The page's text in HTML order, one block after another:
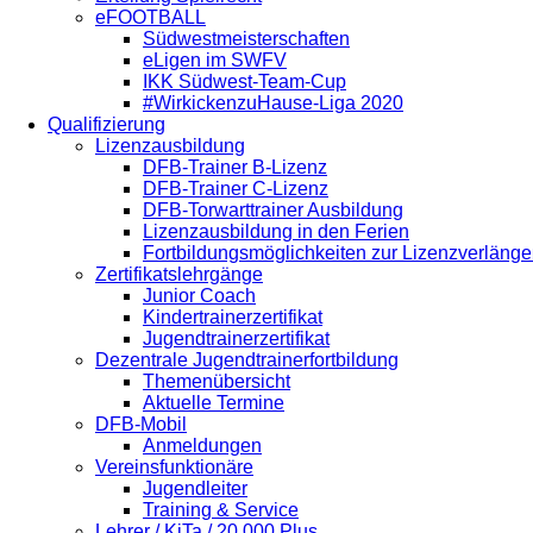
eFOOTBALL
Südwestmeisterschaften
eLigen im SWFV
IKK Südwest-Team-Cup
#WirkickenzuHause-Liga 2020
Qualifizierung
Lizenzausbildung
DFB-Trainer B-Lizenz
DFB-Trainer C-Lizenz
DFB-Torwarttrainer Ausbildung
Lizenzausbildung in den Ferien
Fortbildungsmöglichkeiten zur
Zertifikatslehrgänge
Junior Coach
Kindertrainerzertifikat
Jugendtrainerzertifikat
Dezentrale Jugendtrainerfortbildung
Themenübersicht
Aktuelle Termine
DFB-Mobil
Anmeldungen
Vereinsfunktionäre
Jugendleiter
Training & Service